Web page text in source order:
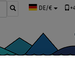
DE/€